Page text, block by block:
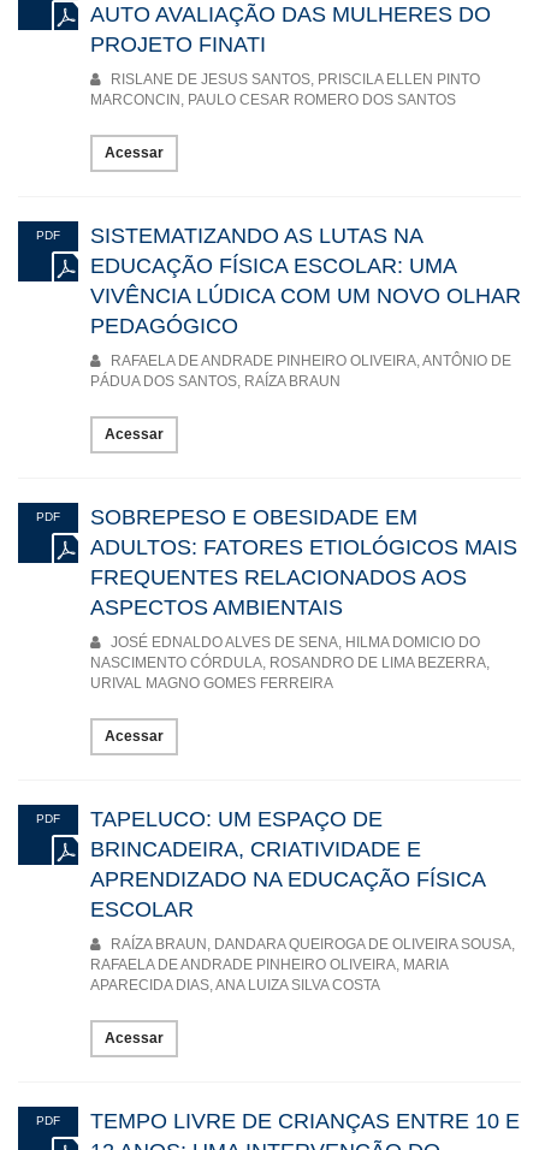
AUTO AVALIAÇÃO DAS MULHERES DO
PROJETO FINATI
RISLANE DE JESUS SANTOS, PRISCILA ELLEN PINTO
MARCONCIN, PAULO CESAR ROMERO DOS SANTOS
Acessar
PDF
SISTEMATIZANDO AS LUTAS NA
EDUCAÇÃO FÍSICA ESCOLAR: UMA
VIVÊNCIA LÚDICA COM UM NOVO OLHAR
PEDAGÓGICO
RAFAELA DE ANDRADE PINHEIRO OLIVEIRA, ANTÔNIO DE
PÁDUA DOS SANTOS, RAÍZA BRAUN
Acessar
PDF
SOBREPESO E OBESIDADE EM
ADULTOS: FATORES ETIOLÓGICOS MAIS
FREQUENTES RELACIONADOS AOS
ASPECTOS AMBIENTAIS
JOSÉ EDNALDO ALVES DE SENA, HILMA DOMICIO DO
NASCIMENTO CÓRDULA, ROSANDRO DE LIMA BEZERRA,
URIVAL MAGNO GOMES FERREIRA
Acessar
PDF
TAPELUCO: UM ESPAÇO DE
BRINCADEIRA, CRIATIVIDADE E
APRENDIZADO NA EDUCAÇÃO FÍSICA
ESCOLAR
RAÍZA BRAUN, DANDARA QUEIROGA DE OLIVEIRA SOUSA,
RAFAELA DE ANDRADE PINHEIRO OLIVEIRA, MARIA
APARECIDA DIAS, ANA LUIZA SILVA COSTA
Acessar
PDF
TEMPO LIVRE DE CRIANÇAS ENTRE 10 E